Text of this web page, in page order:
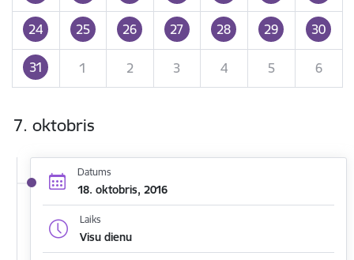
24 25 26 27 28 29 30
31 1 2 3 4 5 6
7. oktobris
Datums
18. oktobris, 2016
Laiks
Visu dienu